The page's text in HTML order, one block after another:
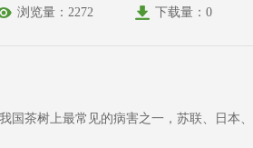
浏览量：2272 下载量：0
国茶树上最常见的病害之一，苏联、日本